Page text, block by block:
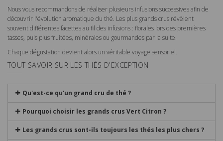
Nous vous recommandons de réaliser plusieurs infusions successives afin de
découvrir l'évolution aromatique du thé. Les plus grands crus révèlent
souvent différentes facettes au fil des infusions : florales lors des premières
tasses, puis plus fruitées, minérales ou gourmandes par la suite.
Chaque dégustation devient alors un véritable voyage sensoriel.
TOUT SAVOIR SUR LES THÉS D'EXCEPTION
Qu'est-ce qu'un grand cru de thé ?
Pourquoi choisir les grands crus Vert Citron ?
Les grands crus sont-ils toujours les thés les plus chers ?